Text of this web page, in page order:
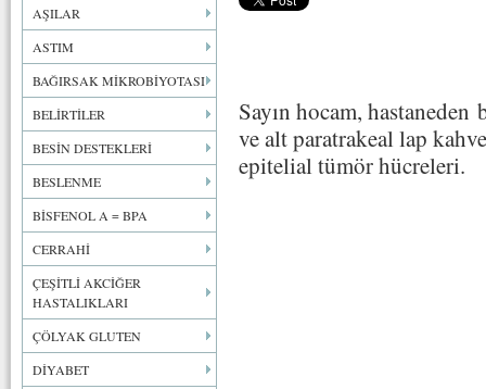
AŞILAR
ASTIM
BAĞIRSAK MİKROBİYOTASI
BELİRTİLER
BESİN DESTEKLERİ
BESLENME
BİSFENOL A = BPA
CERRAHİ
ÇEŞİTLİ AKCİĞER
HASTALIKLARI
ÇÖLYAK GLUTEN
DİYABET
Sayın hocam,
ve alt paratrakeal lap
epitelial tümör hücreleri.